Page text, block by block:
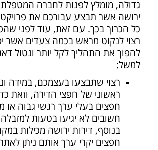
גדולה, מומלץ לפנות לחברה המטפלת
ירושה אשר תבצע עבורכם את פרויקט
כל הכרוך בכך. עם זאת, עוד לפני
רצוי לנקוט מראש בכמה צעדים אשר
להפוך את התהליך לקל יותר ונטול
למשל:
רצוי שתבצעו בעצמכם, במידה
ראשוני של חפצי הדירה, וזאת
חפצים בעלי ערך רגשי גבוה או
חשובים לא יגיעו בטעות
בנוסף, דירות ירושה מכילות
חפצים יקרי ערך אותם ניתן